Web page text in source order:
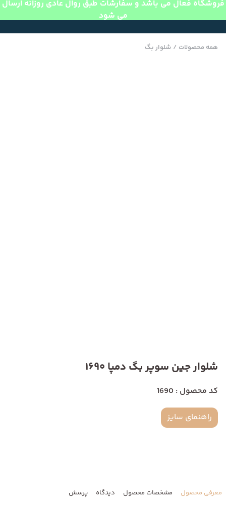
فروشگاه فعال می باشد و سفارشات طبق روال عادی روزانه ارسال
می شود
همه محصولات / شلوار بگ
شلوار جین سوپر بگ دمپا 1690
کد محصول : 1690
راهنمای سایز
معرفی محصول مشخصات محصول دیدگاه پرسش